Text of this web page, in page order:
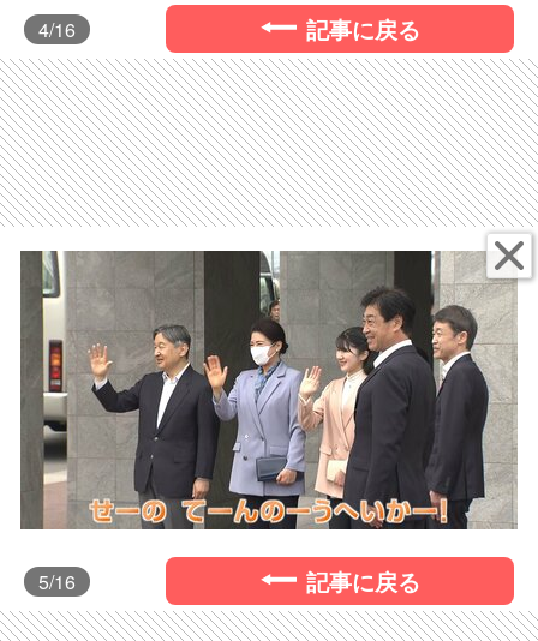
4/16 記事に戻る
5/16 記事に戻る